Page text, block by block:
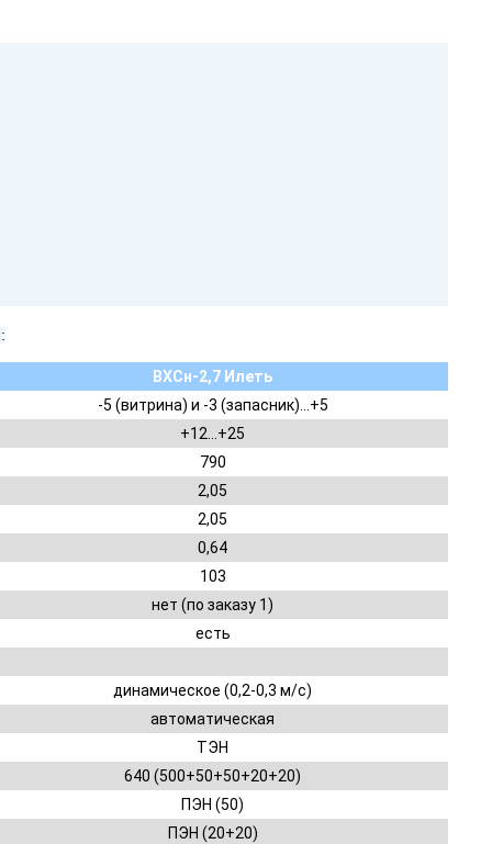
ВХСн-2,7 Илеть
-5 (витрина) и -3 (запасник)…+5
+12…+25
790
2,05
2,05
0,64
103
нет (по заказу 1)
есть
динамическое (0,2-0,3 м/с)
автоматическая
ТЭН
640 (500+50+50+20+20)
ПЭН (50)
ПЭН (20+20)